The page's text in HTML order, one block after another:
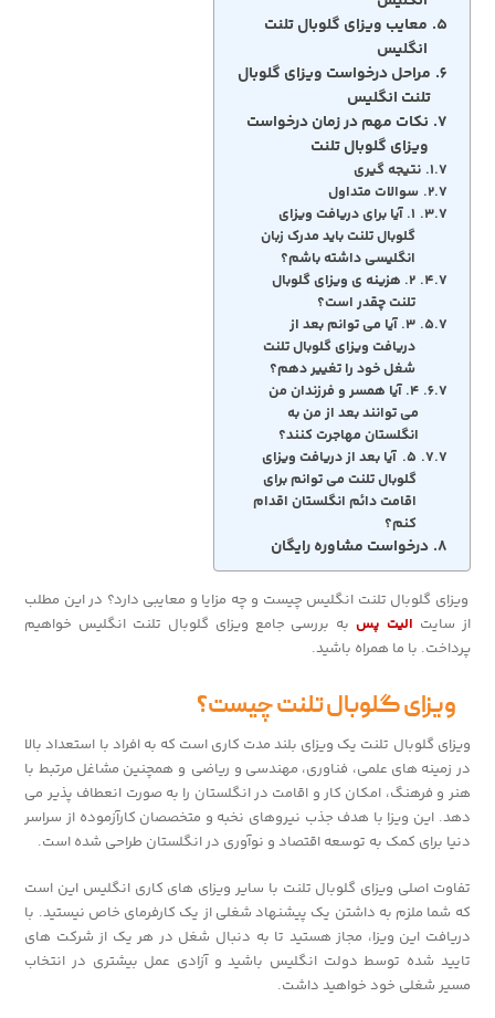
معایب ویزای گلوبال تلنت
انگلیس
مراحل درخواست ویزای گلوبال
تلنت انگلیس
نکات مهم در زمان درخواست
ویزای گلوبال تلنت
نتیجه گیری
سوالات متداول
۱. آیا برای دریافت ویزای
گلوبال تلنت باید مدرک زبان
انگلیسی داشته باشم؟
۲. هزینه ی ویزای گلوبال
تلنت چقدر است؟
۳. آیا می توانم بعد از
دریافت ویزای گلوبال تلنت
شغل خود را تغییر دهم؟
۴. آیا همسر و فرزندان من
می توانند بعد از من به
انگلستان مهاجرت کنند؟
۵. آیا بعد از دریافت ویزای
گلوبال تلنت می توانم برای
اقامت دائم انگلستان اقدام
کنم؟
درخواست مشاوره رایگان
ویزای گلوبال تلنت انگلیس چیست و چه مزایا و معایبی دارد؟ در این مطلب
از سایت الیت پسبه بررسی جامع ویزای گلوبال تلنت انگلیس خواهیم
پرداخت. با ما همراه باشید.
ویزای گلوبال تلنت چیست؟
ویزای گلوبال تلنت یک ویزای بلند مدت کاری است که به افراد با استعداد بالا
در زمینه های علمی، فناوری، مهندسی و ریاضی و همچنین مشاغل مرتبط با
هنر و فرهنگ، امکان کار و اقامت در انگلستان را به صورت انعطاف پذیر می
دهد. این ویزا با هدف جذب نیروهای نخبه و متخصصان کارآزموده از سراسر
دنیا برای کمک به توسعه اقتصاد و نوآوری در انگلستان طراحی شده است.
تفاوت اصلی ویزای گلوبال تلنت با سایر ویزای های کاری انگلیس این است
که شما ملزم به داشتن یک پیشنهاد شغلی از یک کارفرمای خاص نیستید. با
دریافت این ویزا، مجاز هستید تا به دنبال شغل در هر یک از شرکت های
تایید شده توسط دولت انگلیس باشید و آزادی عمل بیشتری در انتخاب
مسیر شغلی خود خواهید داشت.